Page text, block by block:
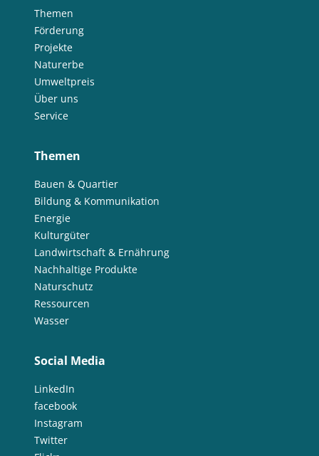
Themen
Förderung
Projekte
Naturerbe
Umweltpreis
Über uns
Service
Themen
Bauen & Quartier
Bildung & Kommunikation
Energie
Kulturgüter
Landwirtschaft & Ernährung
Nachhaltige Produkte
Naturschutz
Ressourcen
Wasser
Social Media
LinkedIn
facebook
Instagram
Twitter